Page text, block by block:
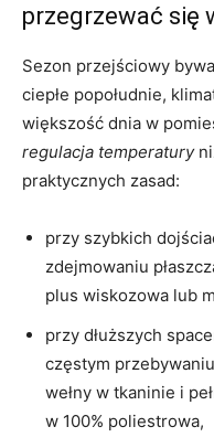
przegrzewać się
Sezon przejściowy
ciepłe popołudnie,
większość dnia w
regulacja temperatury
praktycznych zasad:
przy szybkich
zdejmowaniu
plus wiskozowa lub
przy dłuższych
częstym
wełny w tkaninie i
w 100% poliestrowa,